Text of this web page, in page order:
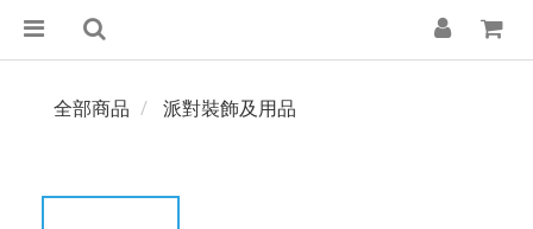
全部商品 派對裝飾及用品